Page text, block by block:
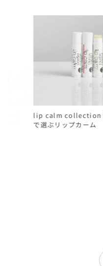
lip calm collection 香り
で選ぶリップカーム